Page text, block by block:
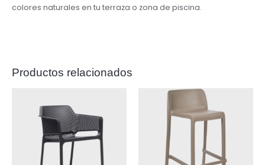
colores naturales en tu terraza o zona de piscina.
Productos relacionados